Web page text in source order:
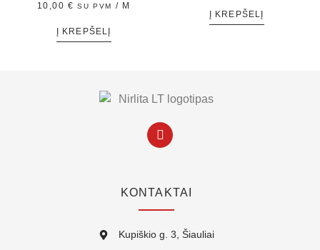
10,00€ SU PVM / M
Į KREPŠELĮ
Į KREPŠELĮ
KONTAKTAI
Kupiškio g. 3, Šiauliai